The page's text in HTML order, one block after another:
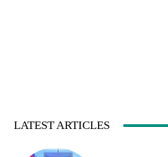
LATEST ARTICLES